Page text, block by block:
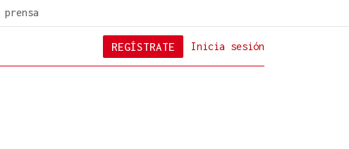
prensa
Inicia sesión
REGÍSTRATE